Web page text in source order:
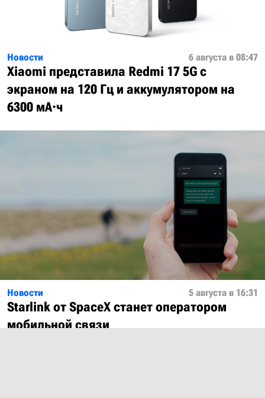
Новости 6 августа в 08:47
Xiaomi представила Redmi 17 5G с
экраном на 120 Гц и аккумулятором на
6300 мА·ч
Новости 5 августа в 16:31
Starlink от SpaceX станет оператором
мобильной связи